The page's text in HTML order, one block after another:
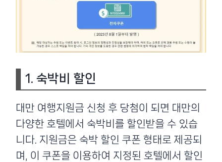
1. 숙박비 할인
대만 여행지원금 신청 후 당첨이 되면 대만의
다양한 호텔에서 숙박비를 할인받을 수 있습
니다. 지원금은 숙박 할인 쿠폰 형태로 제공되
며, 이 쿠폰을 이용하여 지정된 호텔에서 할인